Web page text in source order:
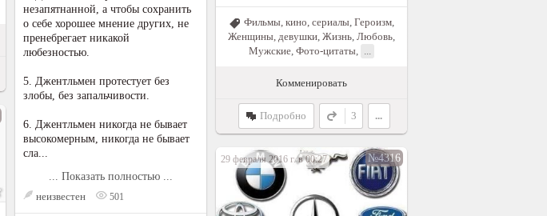
незапятнанной, а чтобы сохранить
о себе хорошее мнение других, не
пренебрегает никакой
любезностью.
5. Джентльмен протестует без
злобы, без запальчивости.
6. Джентльмен никогда не бывает
высокомерным, никогда не бывает
сла...
... Показать полностью ...
неизвестен
501
Фильмы, кино, сериалы Героизм
Женщины, девушки Жизнь Любовь
Мужские Фото-цитаты
Комменировать
Подробно 3 ...
29 февраля 2016 г. в 00:27 №4316